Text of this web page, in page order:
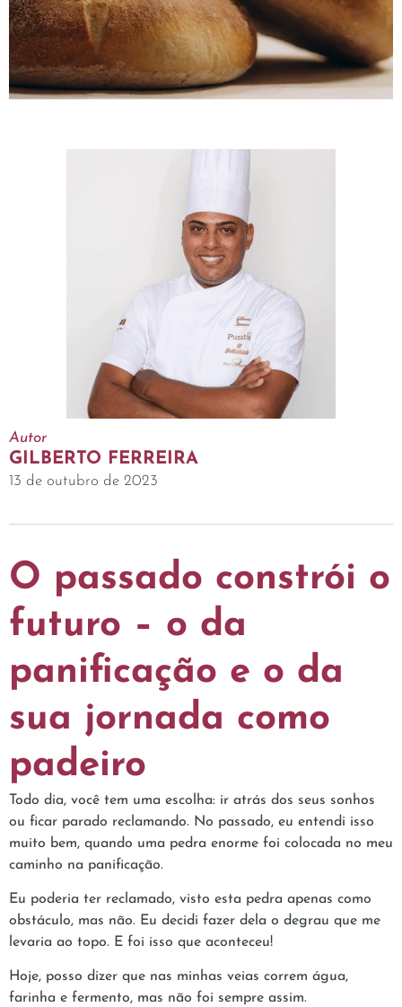
Autor
GILBERTO FERREIRA
13 de outubro de 2023
O passado constrói o
futuro – o da
panificação e o da
sua jornada como
padeiro
Todo dia, você tem uma escolha: ir atrás dos seus sonhos
ou ficar parado reclamando. No passado, eu entendi isso
muito bem, quando uma pedra enorme foi colocada no meu
caminho na panificação.
Eu poderia ter reclamado, visto esta pedra apenas como
obstáculo, mas não. Eu decidi fazer dela o degrau que me
levaria ao topo. E foi isso que aconteceu!
Hoje, posso dizer que nas minhas veias correm água,
farinha e fermento, mas não foi sempre assim.